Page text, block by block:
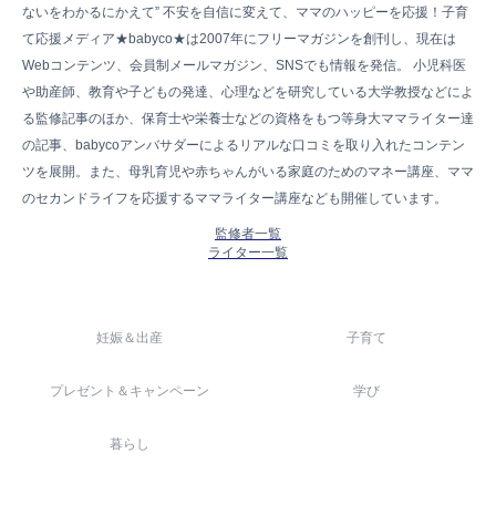
ないをわかるにかえて” 不安を自信に変えて、ママのハッピーを応援！子育
て応援メディア★babyco★は2007年にフリーマガジンを創刊し、現在は
Webコンテンツ、会員制メールマガジン、SNSでも情報を発信。 小児科医
や助産師、教育や子どもの発達、心理などを研究している大学教授などによ
る監修記事のほか、保育士や栄養士などの資格をもつ等身大ママライター達
の記事、babycoアンバサダーによるリアルな口コミを取り入れたコンテン
ツを展開。また、母乳育児や赤ちゃんがいる家庭のためのマネー講座、ママ
のセカンドライフを応援するママライター講座なども開催しています。
監修者一覧
ライター一覧
妊娠＆出産 子育て
プレゼント＆キャンペーン 学び
暮らし